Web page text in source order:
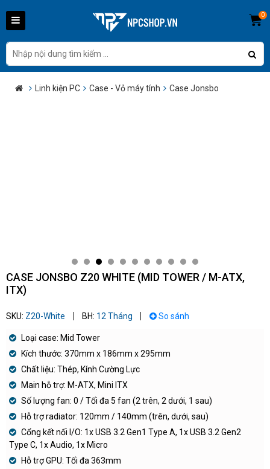
0
Linh kiện PC Case - Vỏ máy tính Case Jonsbo
CASE JONSBO Z20 WHITE (MID TOWER / M-ATX,
ITX)
SKU: Z20-White BH: 12 Tháng So sánh
Loại case: Mid Tower
Kích thước: 370mm x 186mm x 295mm
Chất liệu: Thép, Kính Cường Lực
Main hỗ trợ: M-ATX, Mini ITX
Số lượng fan: 0 / Tối đa 5 fan (2 trên, 2 dưới, 1 sau)
Hỗ trợ radiator: 120mm / 140mm (trên, dưới, sau)
Cổng kết nối I/O: 1x USB 3.2 Gen1 Type A, 1x USB 3.2 Gen2
Type C, 1x Audio, 1x Micro
Hỗ trợ GPU: Tối đa 363mm